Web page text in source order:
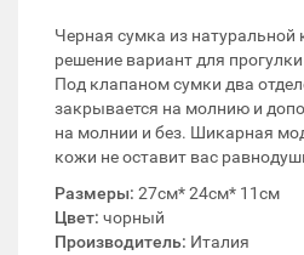
Черная сумка из натуральной
решение вариант для
Под клапаном сумки два
закрывается на молнию и
на молнии и без. Шикарная
кожи не оставит вас
Размеры: 27см* 24см* 11см
Цвет: чорный
Производитель: Италия